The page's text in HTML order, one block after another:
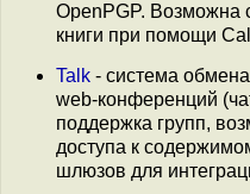
OpenPGP. Возможна
книги при помощи
Talk - система
web-конференций
поддержка групп,
доступа к
шлюзов для